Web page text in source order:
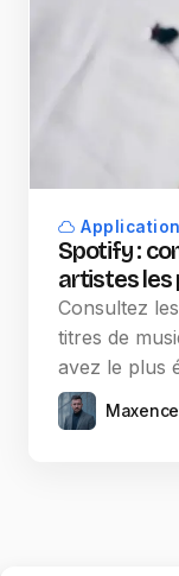
Spotify :
artistes les
Consultez
titres de
avez le plus